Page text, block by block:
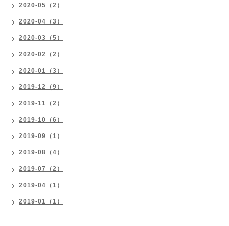
2020-05（2）
2020-04（3）
2020-03（5）
2020-02（2）
2020-01（3）
2019-12（9）
2019-11（2）
2019-10（6）
2019-09（1）
2019-08（4）
2019-07（2）
2019-04（1）
2019-01（1）